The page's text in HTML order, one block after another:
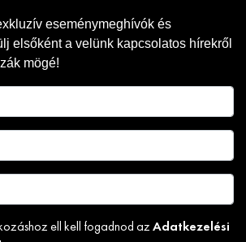
eseménymeghívók és
elsőként a velünk kapcsolatos hírekről
mögé!
ell kell fogadnod az Adatkezelési